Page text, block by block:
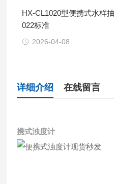
HX-CL1020型便携式水样
022标准
2026-04-08
详细介绍 在线留言
携式浊度计